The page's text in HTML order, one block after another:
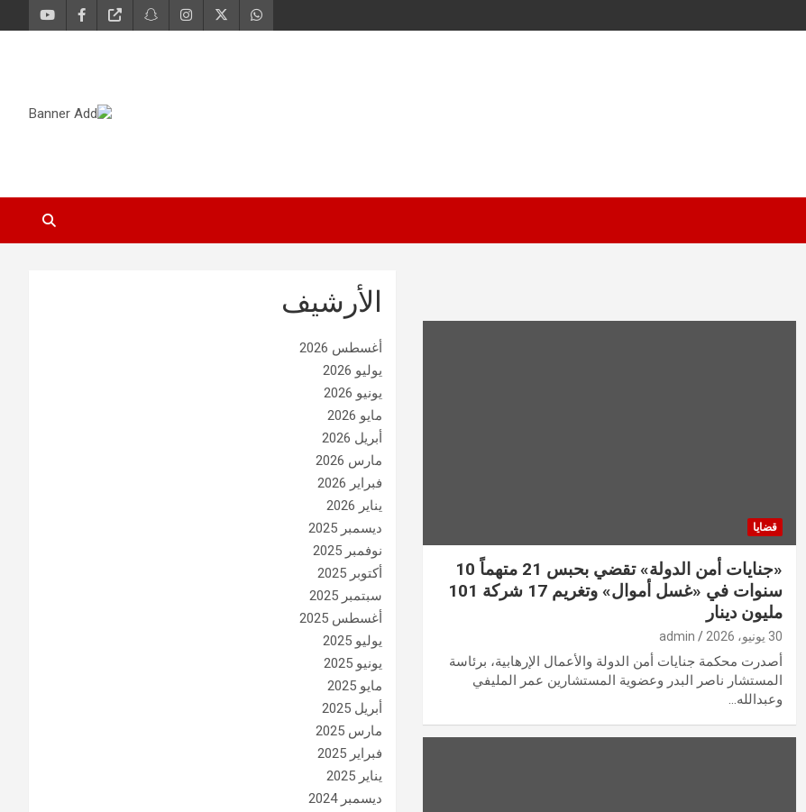
قضايا
«جنايات أمن الدولة» تقضي بحبس 21 متهماً 10
سنوات في «غسل أموال» وتغريم 17 شركة 101
مليون دينار
30 يونيو، 2026 admin
أصدرت محكمة جنايات أمن الدولة والأعمال الإرهابية، برئاسة
المستشار ناصر البدر وعضوية المستشارين عمر المليفي
وعبدالله…
الأرشيف
أغسطس 2026
يوليو 2026
يونيو 2026
مايو 2026
أبريل 2026
مارس 2026
فبراير 2026
يناير 2026
ديسمبر 2025
نوفمبر 2025
أكتوبر 2025
سبتمبر 2025
أغسطس 2025
يوليو 2025
يونيو 2025
مايو 2025
أبريل 2025
مارس 2025
فبراير 2025
يناير 2025
ديسمبر 2024